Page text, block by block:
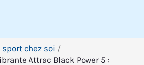
sport chez soi
Attrac Black Power 5 :